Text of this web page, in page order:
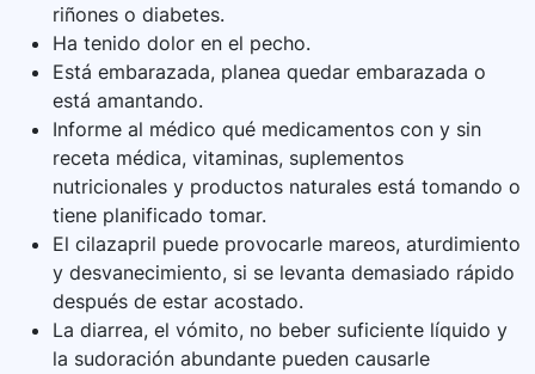
riñones o diabetes.
Ha tenido dolor en el pecho.
Está embarazada, planea quedar embarazada o
está amantando.
Informe al médico qué medicamentos con y sin
receta médica, vitaminas, suplementos
nutricionales y productos naturales está tomando o
tiene planificado tomar.
El cilazapril puede provocarle mareos, aturdimiento
y desvanecimiento, si se levanta demasiado rápido
después de estar acostado.
La diarrea, el vómito, no beber suficiente líquido y
la sudoración abundante pueden causarle